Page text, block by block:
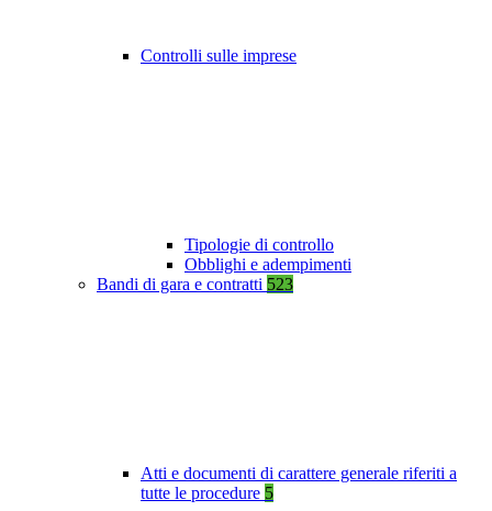
Controlli sulle imprese
Tipologie di controllo
Obblighi e adempimenti
Bandi di gara e contratti 523
Atti e documenti di carattere generale riferiti a
tutte le procedure 5